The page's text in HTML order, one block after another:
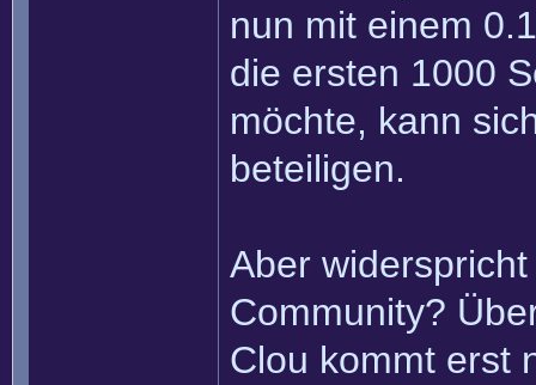
nun mit einem
die ersten 1000
möchte, kann
beteiligen.
Aber
Community?
Clou kommt erst